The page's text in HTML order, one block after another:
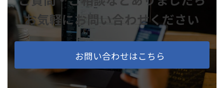
お気軽にお問い合わせください
お問い合わせはこちら